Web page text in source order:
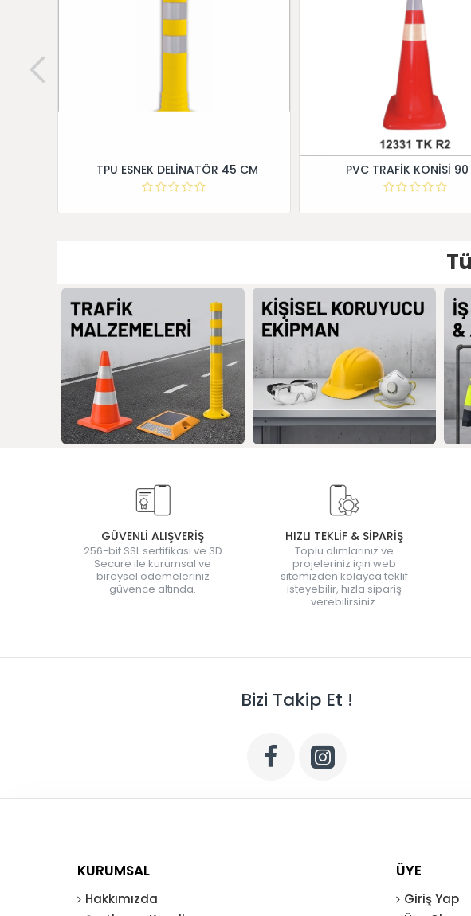
TPU ESNEK DELİNATÖR 45 CM PVC TRAFİK KONİSİ
GÜVENLİ ALIŞVERİŞ
256-bit SSL sertifikası ve 3D
Secure ile kurumsal ve
bireysel ödemeleriniz
güvence altında.
HIZLI TEKLİF & SİPARİŞ
Toplu alımlarınız ve
projeleriniz için web
sitemizden kolayca teklif
isteyebilir, hızla sipariş
verebilirsiniz.
Bizi Takip Et !
KURUMSAL
Hakkımızda
ÜYE
Giriş Yap